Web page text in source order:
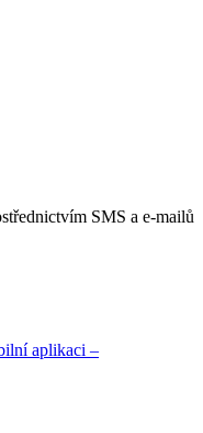
SMS a e-mailů
aplikaci –